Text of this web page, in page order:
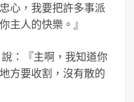
心，我要把許多事派
主人的快樂。』
：『主啊，我知道你
方要收割，沒有散的